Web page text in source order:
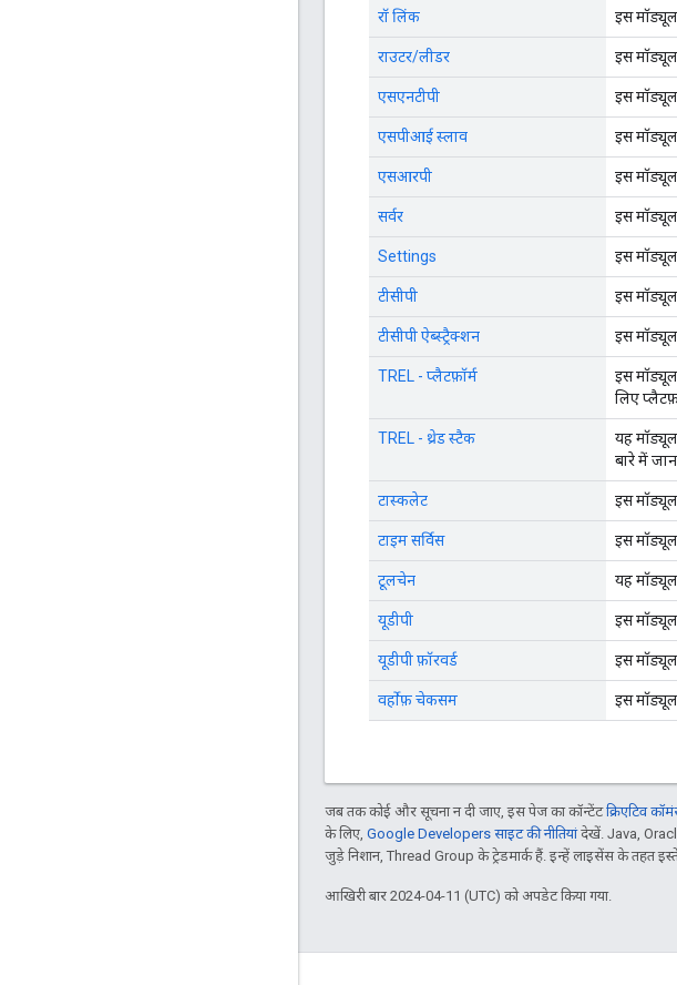
रॉ लिंक इस
राउटर/लीडर इस
एसएनटीपी इस
एसपीआई स्लाव इस
एसआरपी इस
सर्वर इस
Settings इस
टीसीपी इस
टीसीपी ऐब्स्ट्रैक्शन इस
TREL - प्लैटफ़ॉर्म
इस
लिए
TREL - थ्रेड स्टैक
यह
बारे में
टास्कलेट इस
टाइम सर्विस इस
टूलचेन यह
यूडीपी इस
यूडीपी फ़ॉरवर्ड इस
वर्होफ़ चेकसम इस
जब तक कोई और सूचना न दी जाए, इस पेज का कॉन्टेंटक्रिएटिव
के लिए, Google Developers साइट की नीतियांदेखें. Java,
जुड़े निशान, Thread Group के ट्रेडमार्क हैं. इन्हें लाइसेंस के तहत
आखिरी बार 2024-04-11 (UTC) को अपडेट किया गया.